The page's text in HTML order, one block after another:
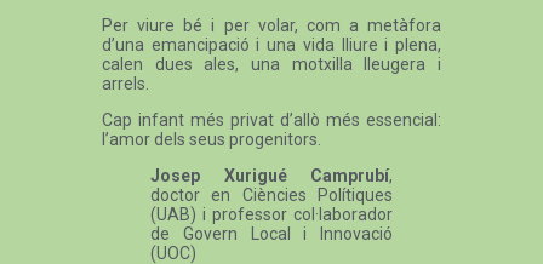
Per viure bé i per volar, com a metàfora
d’una emancipació i una vida lliure i plena,
calen dues ales, una motxilla lleugera i
arrels.
Cap infant més privat d’allò més essencial:
l’amor dels seus progenitors.
Josep Xurigué Camprubí,
doctor en Ciències Polítiques
(UAB) i professor col·laborador
de Govern Local i Innovació
(UOC)